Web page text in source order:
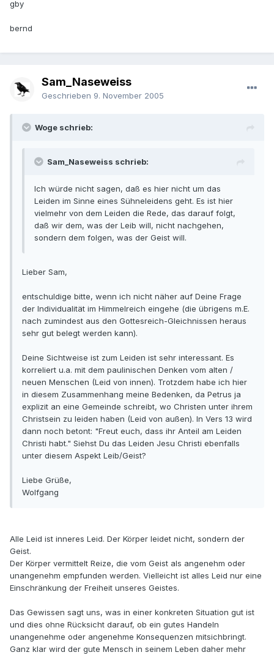
gby
bernd
Sam_Naseweiss
Geschrieben 9. November 2005
Woge schrieb:
Sam_Naseweiss schrieb:
Ich würde nicht sagen, daß es hier nicht um das
Leiden im Sinne eines Sühneleidens geht. Es ist hier
vielmehr von dem Leiden die Rede, das darauf folgt,
daß wir dem, was der Leib will, nicht nachgehen,
sondern dem folgen, was der Geist will.
Lieber Sam,
entschuldige bitte, wenn ich nicht näher auf Deine Frage
der Individualität im Himmelreich eingehe (die übrigens m.E.
nach zumindest aus den Gottesreich-Gleichnissen heraus
sehr gut belegt werden kann).
Deine Sichtweise ist zum Leiden ist sehr interessant. Es
korreliert u.a. mit dem paulinischen Denken vom alten /
neuen Menschen (Leid von innen). Trotzdem habe ich hier
in diesem Zusammenhang meine Bedenken, da Petrus ja
explizit an eine Gemeinde schreibt, wo Christen unter ihrem
Christsein zu leiden haben (Leid von außen). In Vers 13 wird
dann noch betont: "Freut euch, dass ihr Anteil am Leiden
Christi habt." Siehst Du das Leiden Jesu Christi ebenfalls
unter diesem Aspekt Leib/Geist?
Liebe Grüße,
Wolfgang
Alle Leid ist inneres Leid. Der Körper leidet nicht, sondern der
Geist.
Der Körper vermittelt Reize, die vom Geist als angenehm oder
unangenehm empfunden werden. Vielleicht ist alles Leid nur eine
Einschränkung der Freiheit unseres Geistes.
Das Gewissen sagt uns, was in einer konkreten Situation gut ist
und dies ohne Rücksicht darauf, ob ein gutes Handeln
unangenehme oder angenehme Konsequenzen mitsichbringt.
Ganz klar wird der gute Mensch in seinem Leben daher mehr